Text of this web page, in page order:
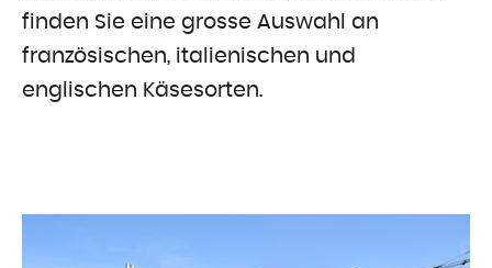
finden Sie eine grosse Auswahl an
französischen, italienischen und
englischen Käsesorten.